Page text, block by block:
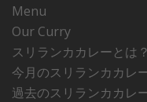
Menu
Our Curry
スリランカカレーとは？
今月のスリランカカレ
過去のスリランカカレ